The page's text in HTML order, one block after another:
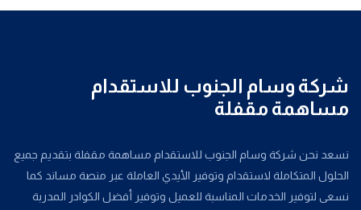
شركة وسام الجنوب للاستقدام
مساهمة مقفلة
نسعد نحن شركة وسام الجنوب للاستقدام مساهمة مقفلة بتقديم جميع
الحلول المتكاملة لاستقدام وتوفير الأيدي العاملة عبر منصة مساند كما
نسعى لتوفير الخدمات المناسبة للعميل وتوفير أفضل الكوادر المدربة